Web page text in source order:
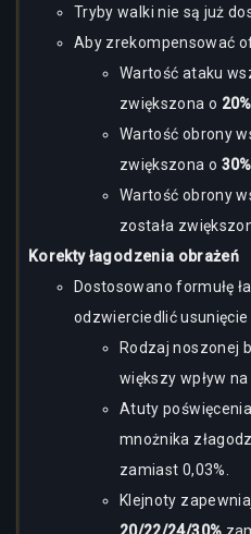
Tryby walki nie są już
Aby zrekompensować
Wartość ataku
zwiększona o 20%
Wartość obrony
zwiększona o 30%
Wartość obrony
została
Korekty łagodzenia obrażeń
Dostosowano formułę
odzwierciedlić usunięcie
Rodzaj noszonej
większy wpływ
Atuty
mnożnika
zamiast 0,03%.
Klejnoty